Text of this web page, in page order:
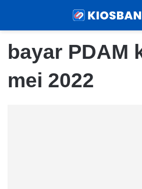
bayar PDAM
mei 2022